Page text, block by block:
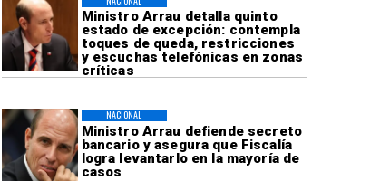
Ministro Arrau detalla quinto
estado de excepción: contempla
toques de queda, restricciones
y escuchas telefónicas en zonas
críticas
Ministro Arrau defiende secreto
bancario y asegura que Fiscalía
logra levantarlo en la mayoría de
casos
NACIONAL